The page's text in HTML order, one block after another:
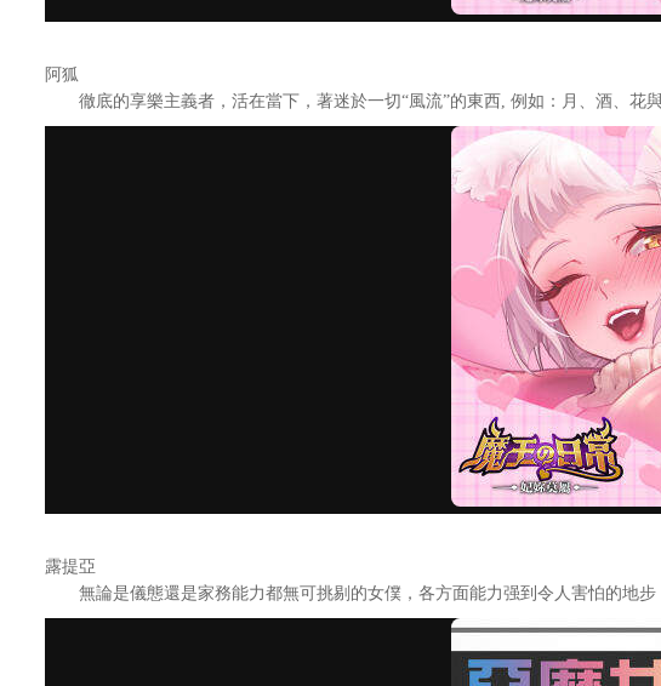
阿狐
徹底的享樂主義者，活在當下，著迷於一切“風流”的東西, 例如：月、酒、花與
露提亞
無論是儀態還是家務能力都無可挑剔的女僕，各方面能力强到令人害怕的地步